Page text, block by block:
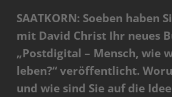
SAATKORN: Soeben haben
mit David Christ Ihr neues
„Postdigital – Mensch, wie
leben?“ veröffentlicht.
und wie sind Sie auf die